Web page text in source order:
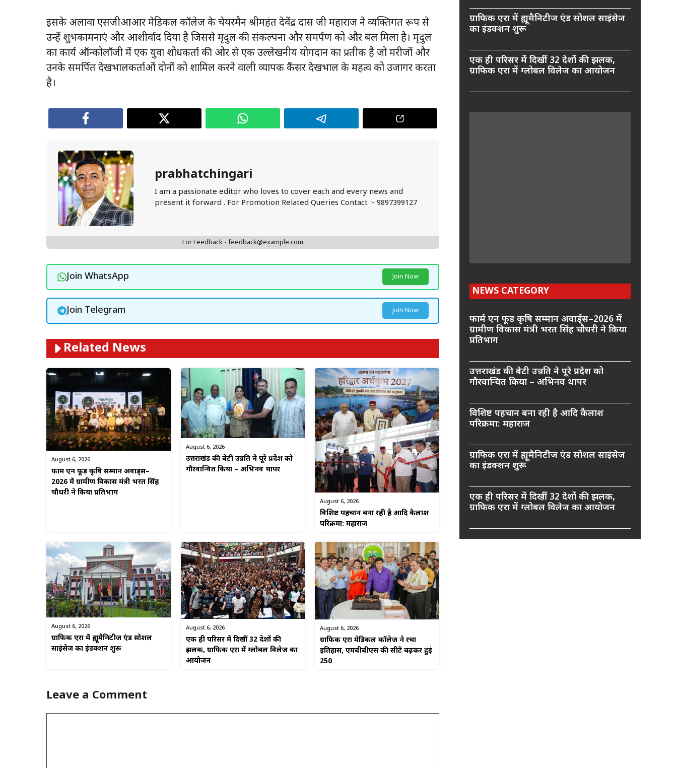
इसके अलावा एसजीआआर मेडिकल कॉलेज के चेयरमैन श्रीमहंत देवेंद्र दास जी महाराज ने व्यक्तिगत रूप से
उन्हें शुभकामनाएं और आशीर्वाद दिया है जिससे मृदुल की संकल्पना और समर्पण को और बल मिला है। मृदुल
का कार्य ऑन्कोलॉजी में एक युवा शोधकर्ता की ओर से एक उल्लेखनीय योगदान का प्रतीक है जो मरीजों और
उनके समर्पित देखभालकर्ताओं दोनों को शामिल करने वाली व्यापक कैंसर देखभाल के महत्व को उजागर करता
है।
prabhatchingari
I am a passionate editor who loves to cover each and every news and
present it forward . For Promotion Related Queries Contact :- 9897399127
For Feedback - feedback@example.com
Join WhatsApp Join Now
Join Telegram Join Now
Related News
August 6, 2026
फार्म एन फूड कृषि सम्मान अवार्ड्स–
2026 में ग्रामीण विकास मंत्री भरत सिंह
चौधरी ने किया प्रतिभाग
August 6, 2026
उत्तराखंड की बेटी उन्नति ने पूरे प्रदेश को
गौरवान्वित किया – अभिनव थापर
August 6, 2026
विशिष्ट पहचान बना रही है आदि कैलाश
परिक्रमा: महाराज
August 6, 2026
ग्राफिक एरा में ह्यूमैनिटीज एंड सोशल
साइंसेज का इंडक्शन शुरू
August 6, 2026
एक ही परिसर में दिखीं 32 देशों की
झलक, ग्राफिक एरा में ग्लोबल विलेज का
आयोजन
August 6, 2026
ग्राफिक एरा मेडिकल कॉलेज ने रचा
इतिहास, एमबीबीएस की सीटें बढ़कर हुईं
250
Leave a Comment
ग्राफिक एरा में ह्यूमैनिटीज एंड सोशल साइंसेज
का इंडक्शन शुरू
एक ही परिसर में दिखीं 32 देशों की झलक,
ग्राफिक एरा में ग्लोबल विलेज का आयोजन
NEWS CATEGORY
फार्म एन फूड कृषि सम्मान अवार्ड्स–2026 में
ग्रामीण विकास मंत्री भरत सिंह चौधरी ने किया
प्रतिभाग
उत्तराखंड की बेटी उन्नति ने पूरे प्रदेश को
गौरवान्वित किया – अभिनव थापर
विशिष्ट पहचान बना रही है आदि कैलाश
परिक्रमा: महाराज
ग्राफिक एरा में ह्यूमैनिटीज एंड सोशल साइंसेज
का इंडक्शन शुरू
एक ही परिसर में दिखीं 32 देशों की झलक,
ग्राफिक एरा में ग्लोबल विलेज का आयोजन